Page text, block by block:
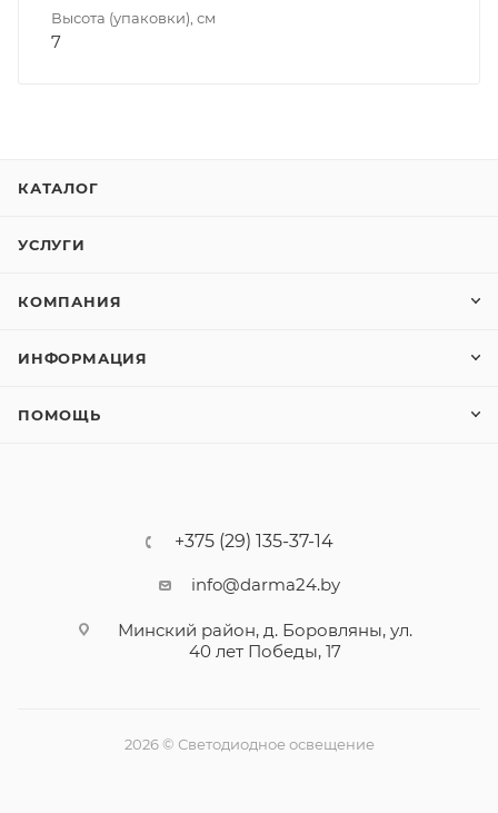
Высота (упаковки), см
7
КАТАЛОГ
УСЛУГИ
КОМПАНИЯ
ИНФОРМАЦИЯ
ПОМОЩЬ
+375 (29) 135-37-14
info@darma24.by
Минский район, д. Боровляны, ул.
40 лет Победы, 17
2026 © Светодиодное освещение